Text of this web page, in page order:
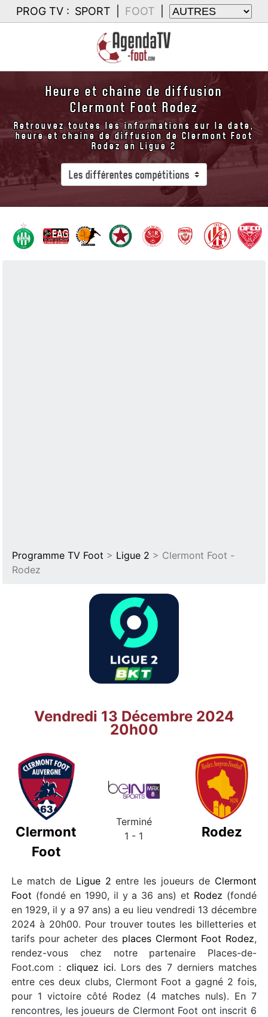
PROG TV : SPORT FOOT
Heure et chaine de diffusion
Clermont Foot Rodez
Retrouvez toutes les informations sur la date,
heure et chaine de diffusion de Clermont Foot
Rodez en Ligue 2
Programme TV Foot > Ligue 2 > Clermont Foot -
Rodez
Vendredi 13 Décembre 2024
20h00
Clermont
Foot
Terminé
1 - 1
Rodez
Le match de Ligue 2 entre les joueurs de Clermont
Foot (fondé en 1990, il y a 36 ans) et Rodez (fondé
en 1929, il y a 97 ans) a eu lieu vendredi 13 décembre
2024 à 20h00. Pour trouver toutes les billetteries et
tarifs pour acheter des places Clermont Foot Rodez,
rendez-vous chez notre partenaire Places-de-
Foot.com : cliquez ici. Lors des 7 derniers matches
entre ces deux clubs, Clermont Foot a gagné 2 fois,
pour 1 victoire côté Rodez (4 matches nuls). En 7
rencontres, les joueurs de Clermont Foot ont inscrit 6